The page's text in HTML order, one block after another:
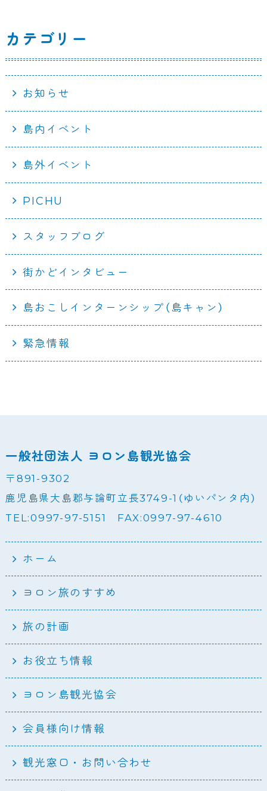
カテゴリー
お知らせ
島内イベント
島外イベント
PICHU
スタッフブログ
街かどインタビュー
島おこしインターンシップ（島キャン）
緊急情報
一般社団法人 ヨロン島観光協会
〒891-9302
鹿児島県大島郡与論町立長3749-1（ゆいパンタ内）
TEL:0997-97-5151 FAX:0997-97-4610
ホーム
ヨロン旅のすすめ
旅の計画
お役立ち情報
ヨロン島観光協会
会員様向け情報
観光窓口・お問い合わせ